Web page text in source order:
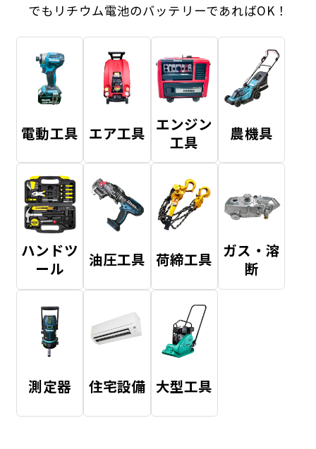
でもリチウム電池のバッテリーであればOK！
電動工具 エア工具 エンジン
工具
農機具
ハンドツ
ール
油圧工具 荷締工具 ガス・溶
断
測定器 住宅設備 大型工具